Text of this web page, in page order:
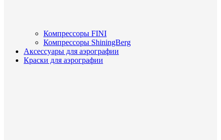
Компрессоры FINI
Компрессоры ShiningBerg
Аксессуары для аэрографии
Краски для аэрографии